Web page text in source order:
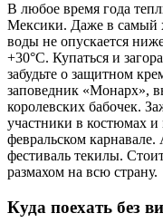
В любое время года
Мексики. Даже в самый
воды не опускается
+30°C. Купаться и
забудьте о защитном
заповедник «Монарх»,
королевских бабочек.
участники в костюмах
февральском
фестиваль текилы.
размахом на всю страну.
Куда поехать без